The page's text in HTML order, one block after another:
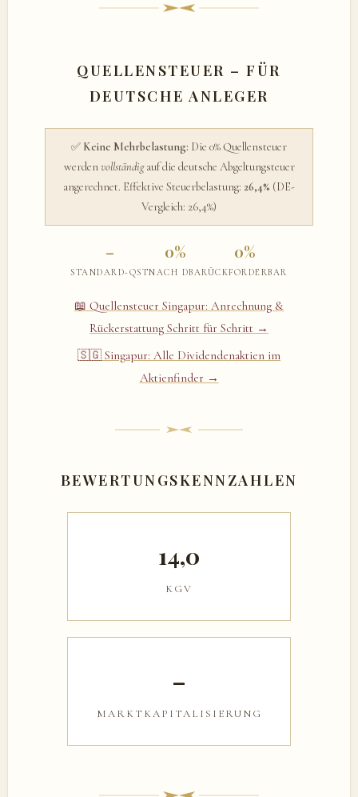
QUELLENSTEUER – FÜR
DEUTSCHE ANLEGER
✅ Keine Mehrbelastung: Die 0% Quellensteuer
werdenvollständigauf die deutsche Abgeltungsteuer
angerechnet. Effektive Steuerbelastung: 26,4% (DE-
Vergleich: 26,4%)
–
STANDARD-QST
0%
NACH DBA
0%
RÜCKFORDERBAR
📖 Quellensteuer Singapur: Anrechnung &
Rückerstattung Schritt für Schritt →
🇸🇬 Singapur: Alle Dividendenaktien im
Aktienfinder →
BEWERTUNGSKENNZAHLEN
14,0
KGV
–
MARKTKAPITALISIERUNG